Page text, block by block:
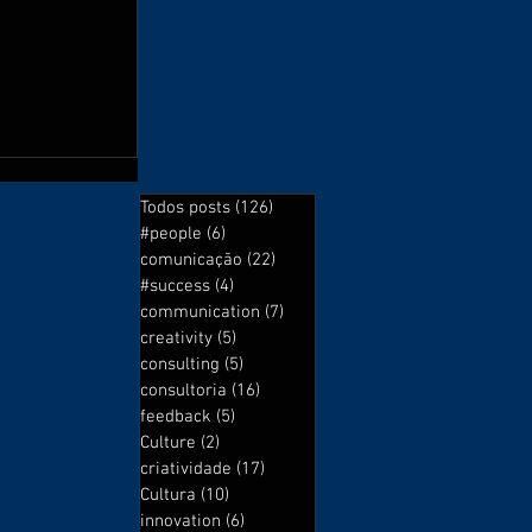
Todos posts (126)
#people (6)
comunicação (22)
#success (4)
communication (7)
creativity (5)
consulting (5)
consultoria (16)
feedback (5)
Culture (2)
criatividade (17)
Cultura (10)
innovation (6)